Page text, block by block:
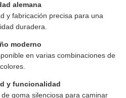
alemana
y fabricación precisa para una
duradera.
moderno
en varias combinaciones de
colores.
y funcionalidad
goma silenciosa para caminar